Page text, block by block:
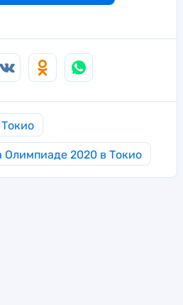
Олимпиаде 2020 в Токио